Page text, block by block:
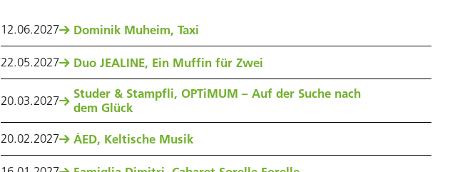
12.06.2027 Dominik Muheim, Taxi
22.05.2027 Duo JEALINE, Ein Muffin für Zwei
20.03.2027
Studer & Stampfli, OPTiMUM – Auf der Suche nach
dem Glück
20.02.2027 ÁED, Keltische Musik